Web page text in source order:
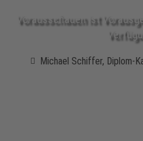
Vorausschauen ist
Michael Schiffer, Diplom-